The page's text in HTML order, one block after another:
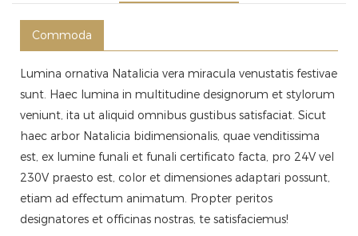
Commoda
Lumina ornativa Natalicia vera miracula venustatis festivae
sunt. Haec lumina in multitudine designorum et stylorum
veniunt, ita ut aliquid omnibus gustibus satisfaciat. Sicut
haec arbor Natalicia bidimensionalis, quae venditissima
est, ex lumine funali et funali certificato facta, pro 24V vel
230V praesto est, color et dimensiones adaptari possunt,
etiam ad effectum animatum. Propter peritos
designatores et officinas nostras, te satisfaciemus!